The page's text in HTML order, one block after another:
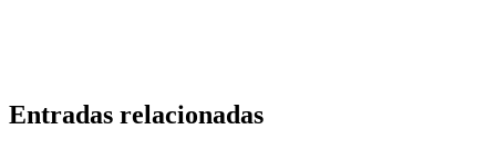
Entradas relacionadas